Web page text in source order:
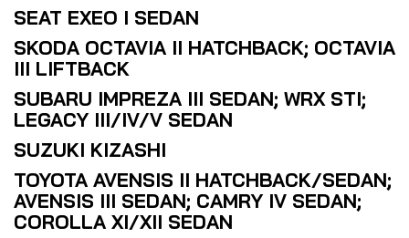
SEAT EXEO I SEDAN
SKODA OCTAVIA II HATCHBACK; OCTAVIA
III LIFTBACK
SUBARU IMPREZA III SEDAN; WRX STI;
LEGACY III/IV/V SEDAN
SUZUKI KIZASHI
TOYOTA AVENSIS II HATCHBACK/SEDAN;
AVENSIS III SEDAN; CAMRY IV SEDAN;
COROLLA XI/XII SEDAN